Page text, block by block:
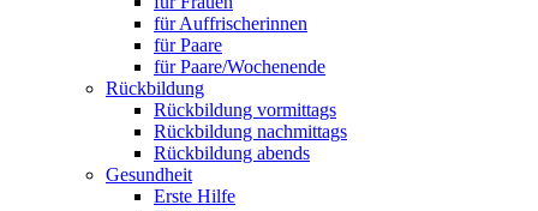
für Auffrischerinnen
für Paare
für Paare/Wochenende
Rückbildung
Rückbildung vormittags
Rückbildung nachmittags
Rückbildung abends
Gesundheit
Erste Hilfe